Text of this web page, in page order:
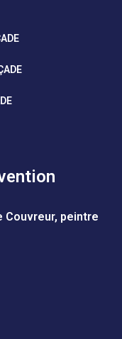
Couvreur, peintre